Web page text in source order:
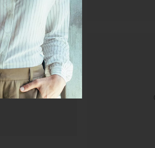
i pravilima
iGoogle Uslovi